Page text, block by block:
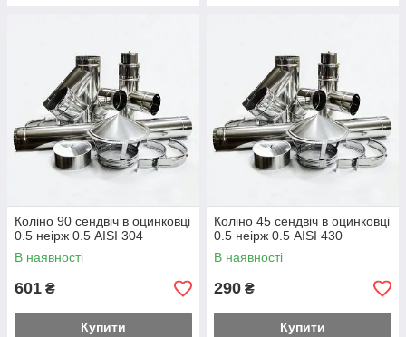
Коліно 90 сендвіч в оцинковці
0.5 неірж 0.5 AISI 304
В наявності
601 ₴
Купити
Коліно 45 сендвіч в оцинковці
0.5 неірж 0.5 AISI 430
В наявності
290 ₴
Купити